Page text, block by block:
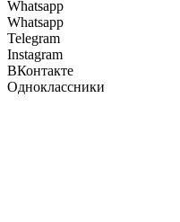
Whatsapp
Whatsapp
Telegram
Instagram
ВКонтакте
Одноклассники